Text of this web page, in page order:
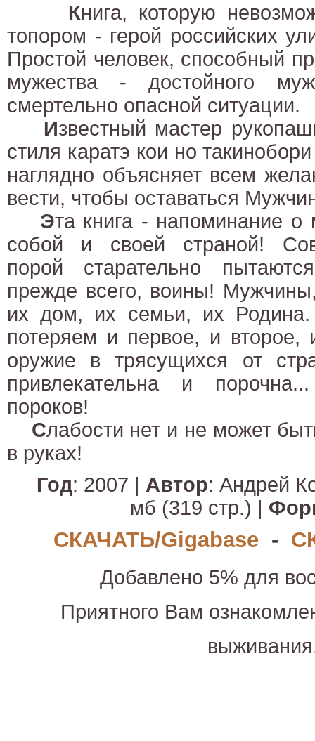
Книга, которую
топором - герой российских
Простой человек, способный
мужества - достойного
смертельно опасной ситуации.
Известный мастер
стиля каратэ кои но
наглядно объясняет всем
вести, чтобы оставаться
Эта книга - напоминание о
собой и своей страной!
порой старательно
прежде всего, воины!
их дом, их семьи, их
потеряем и первое, и второе,
оружие в трясущихся от
привлекательна и
пороков!
Слабости нет и не может
в руках!
Год: 2007 | Автор: Андрей
мб (319 стр.) |
СКАЧАТЬ/Gigabase-
Добавлено 5% для
Приятного Вам